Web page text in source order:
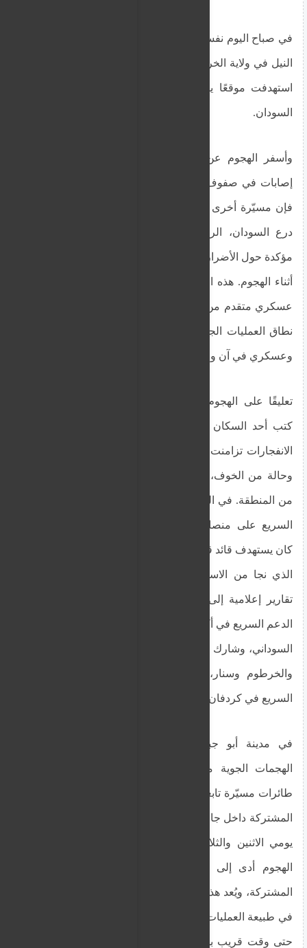
في صباح اليوم نفسه، تعرضت منطقة عد بابكر بشرق
النيل في ولاية الخرطوم لهجوم مماثل بطائرة مسيّرة،
استهدفت موقعًا يتمركز فيه عناصر من قوات درع
السودان.
وأسفر الهجوم عن فقدان طبيب ونجله، إلى جانب
إصابات في صفوف أفراد أسرته. ووفقًا لشهود عيان،
فإن مسيّرة أخرى استهدفت منزل القيادي في قوات
درع السودان، الرشيد عثمان، دون ورود معلومات
مؤكدة حول الأضرار أو ما إذا كان متواجدًا داخل المنزل
أثناء الهجوم. هذه الهجمات المتزامنة تشير إلى تنسيق
عسكري متقدم من قبل قوات الدعم السريع، وتوسيع
نطاق العمليات الجوية ليشمل أهدافًا ذات طابع مدني
وعسكري في آن واحد.
تعليقًا على الهجوم الذي استهدف منطقة عد بابكر،
كتب أحد السكان على منصة “فيسبوك” أن أصوات
الانفجارات تزامنت مع أذان الفجر، أعقبها صمت ثقيل
وحالة من الخوف، مضيفًا أن الوضع ينذر بنزوح جديد
من المنطقة. في المقابل، تداول مؤيدون لقوات الدعم
السريع على منصات التواصل الاجتماعي أن الهجوم
كان يستهدف قائد قوات درع السودان، أبو عاقلة كيكل،
الذي نجا من الاستهداف وفقًا لما تم تداوله. وتشير
تقارير إعلامية إلى أن كيكل، الذي انشق عن قوات
السوداني، وشارك في عمليات استرداد ولايات الجزيرة
والخرطوم وسنار، ويواصل الآن القتال ضد الدعم
السريع في كردفان.
في مدينة أبو جبيهة، شهدت الأيام الأخيرة أولى
الهجمات الجوية منذ اندلاع النزاع، حيث استهدفت
طائرات مسيّرة تابعة لقوات الدعم السريع مقرًا للقوة
المشتركة داخل جامعة شرق كردفان، وذلك على مدار
يومي الاثنين والثلاثاء. وبحسب شهادات محلية، فإن
الهجوم أدى إلى خسائر بشرية في صفوف القوة
المشتركة، ويُعد هذا التصعيد الجوي تطورًا غير مسبوق
في طبيعة العمليات العسكرية، خاصة أن المدينة كانت
حتى وقت قريب بمنأى عن الهجمات الجوية. ويعكس